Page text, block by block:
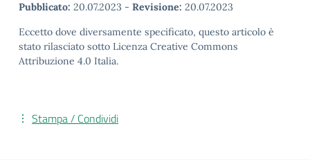
Pubblicato: 20.07.2023 - Revisione: 20.07.2023
Eccetto dove diversamente specificato, questo articolo è
stato rilasciato sotto Licenza Creative Commons
Attribuzione 4.0 Italia.
Stampa / Condividi